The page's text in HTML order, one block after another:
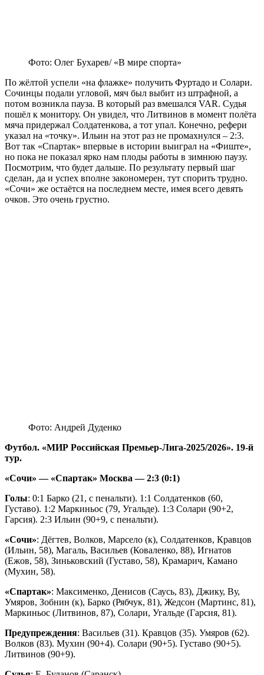
Фото: Олег Бухарев/ «В мире спорта»
По жёлтой успели «на флажке» получить Фуртадо и Солари.
Сочинцы подали угловой, мяч был выбит из штрафной, а
потом возникла пауза. В который раз вмешался VAR. Судья
пошёл к монитору. Он увидел, что Литвинов в момент полёта
мяча придержал Солдатенкова, а тот упал. Конечно, рефери
указал на «точку». Ильин на этот раз не промахнулся – 2:3.
Вот так «Спартак» впервые в истории выиграл на «Фиште»,
но пока не показал ярко нам плоды работы в зимнюю паузу.
Посмотрим, что будет дальше. По результату первый шаг
сделан, да и успех вполне закономерен, тут спорить трудно.
«Сочи» же остаётся на последнем месте, имея всего девять
очков. Это очень грустно.
Фото: Андрей Дуденко
Футбол. «МИР Российская Премьер-Лига-2025/2026». 19-й
тур.
«Сочи» — «Спартак» Москва — 2:3 (0:1)
Голы: 0:1 Барко (21, с пенальти). 1:1 Солдатенков (60,
Густаво). 1:2 Маркиньос (79, Угальде). 1:3 Солари (90+2,
Гарсия). 2:3 Ильин (90+9, с пенальти).
«Сочи»: Дёгтев, Волков, Марсело (к), Солдатенков, Кравцов
(Ильин, 58), Магаль, Васильев (Коваленко, 88), Игнатов
(Ежов, 58), Зиньковский (Густаво, 58), Крамарич, Камано
(Мухин, 58).
«Спартак»: Максименко, Денисов (Саусь, 83), Джику, Ву,
Умяров, Зобнин (к), Барко (Рябчук, 81), Жедсон (Мартинс, 81),
Маркиньос (Литвинов, 87), Солари, Угальде (Гарсия, 81).
Предупреждения: Васильев (31). Кравцов (35). Умяров (62).
Волков (83). Мухин (90+4). Солари (90+5). Густаво (90+5).
Литвинов (90+9).